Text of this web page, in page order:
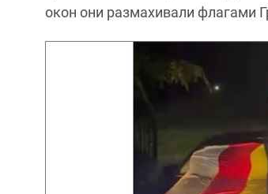
окон они размахивали флагами